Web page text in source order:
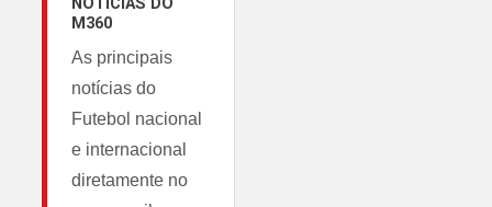
NOTÍCIAS DO
M360
As principais
notícias do
Futebol nacional
e internacional
diretamente no